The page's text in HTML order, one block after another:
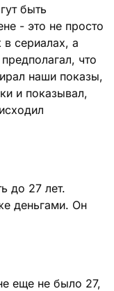
быть
- это не просто
в сериалах, а
что
наши показы,
и показывал,
до 27 лет.
деньгами. Он
еще не было 27,